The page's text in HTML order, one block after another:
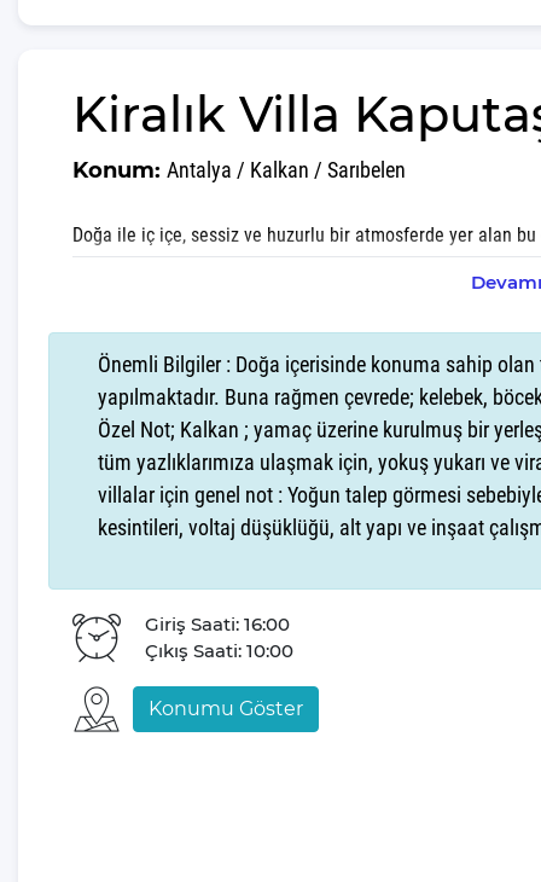
Kiralık Villa
Konum: Antalya / Kalkan / Sarıbelen
Doğa ile iç içe, sessiz ve huzurlu bir atmosferde yer alan
uygundur. Villanın tüm alanları dışarıdan izole olacak
alan sunar. Kapalı ve ısıtmalı havuzu, kış aylarında
ile birlikte konfor ve lüksü bir arada sunar. Modern
unutulmaz bir atmosfer sağlar.
Tatilseverlerin unutulmaz anılar biriktirerek evlerine
paylaşılan her özel anın bir parçası olmayı gönülden
Tatil planlarınızın sizin için ne kadar kıymetli
yanınızda olmayı taahhüt eder. Deneyimli ekibimiz,
sunmak için her an hazır bulunmaktadır.
Villamız günlük hayatta sık kullanılan; Mikrodalga
Önemli Bilgiler : Doğa içerisinde konuma sahip
yapılmaktadır. Buna rağmen çevrede; kelebek,
Özel Not; Kalkan ; yamaç üzerine kurulmuş bir
tüm yazlıklarımıza ulaşmak için, yokuş yukarı ve
villalar için genel not : Yoğun talep görmesi
kesintileri, voltaj düşüklüğü, alt yapı ve inşaat
Giriş Saati: 16:00
Çıkış Saati: 10:00
Konumu Göster